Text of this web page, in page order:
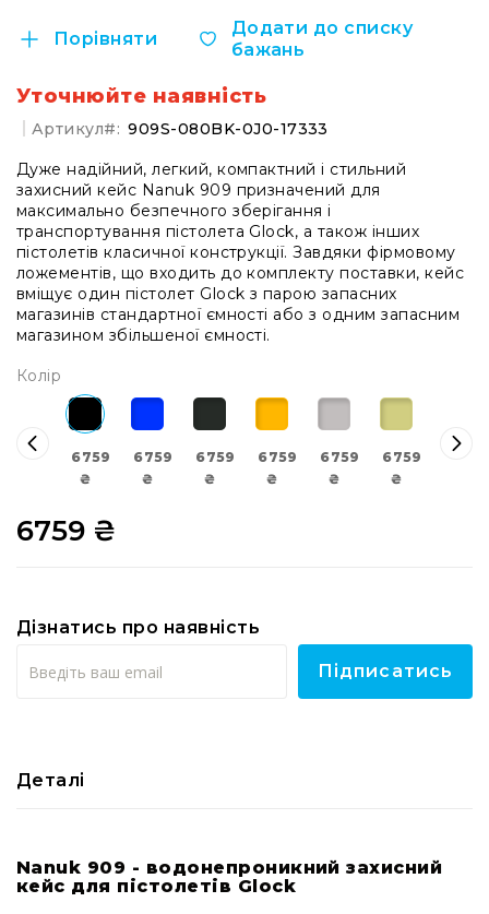
Моніторінг
(IEM)
Приймачі
Передавачі
Мікрофонні
голови
Всі
радіосистеми
Аксесуари
та
комплектуючі
Антени
обладнання
Антени
RF
розподіл
Тайм-
Генератори
та
Порівняти
Додати до списку
бажань
Уточнюйте наявність
Артикул 909S-080BK-0J0-17333
Дуже надійний, легкий, компактний і стильний
захисний кейс Nanuk 909 призначений для
максимально безпечного зберігання і
транспортування пістолета Glock, а також інших
пістолетів класичної конструкції. Завдяки фірмовому
ложементів, що входить до комплекту поставки, кейс
вміщує один пістолет Glock з парою запасних
магазинів стандартної ємності або з одним запасним
магазином збільшеної ємності.
Колір
6759
₴
6759
₴
6759
₴
6759
₴
6759
₴
6759
₴
6759
6759 ₴
Дізнатись про наявність
Підписатись
Деталі
Nanuk 909 - водонепроникний захисний
кейс для пістолетів Glock